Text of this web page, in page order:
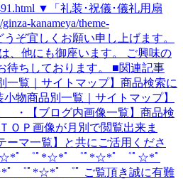
▼「礼装･祝儀･儀礼用扇
kanameya/theme-
うぞ宜しくお願い申し上げます。
、他にも御座います。 ご興味の
待ちしております。 ■関連記事
一覧｜サイトマップ】商品検索に
物商品別一覧｜サイトマップ】
・【ブログ内画像一覧】商品検
Ｐ画像が月別で閲覧出来ま
ーマ一覧】と共にご活用くださ
ﾟ ゜ﾟ*☆*ﾟ ゜ﾟ*☆*ﾟ ゜ﾟ☆*ﾟ
゜ﾟ*☆*ﾟ ゜ﾟ ご覧頂き誠に有難